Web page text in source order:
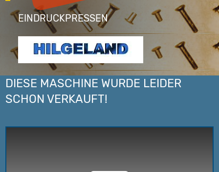
EINDRUCKPRESSEN
DIESE MASCHINE WURDE LEIDER
SCHON VERKAUFT!